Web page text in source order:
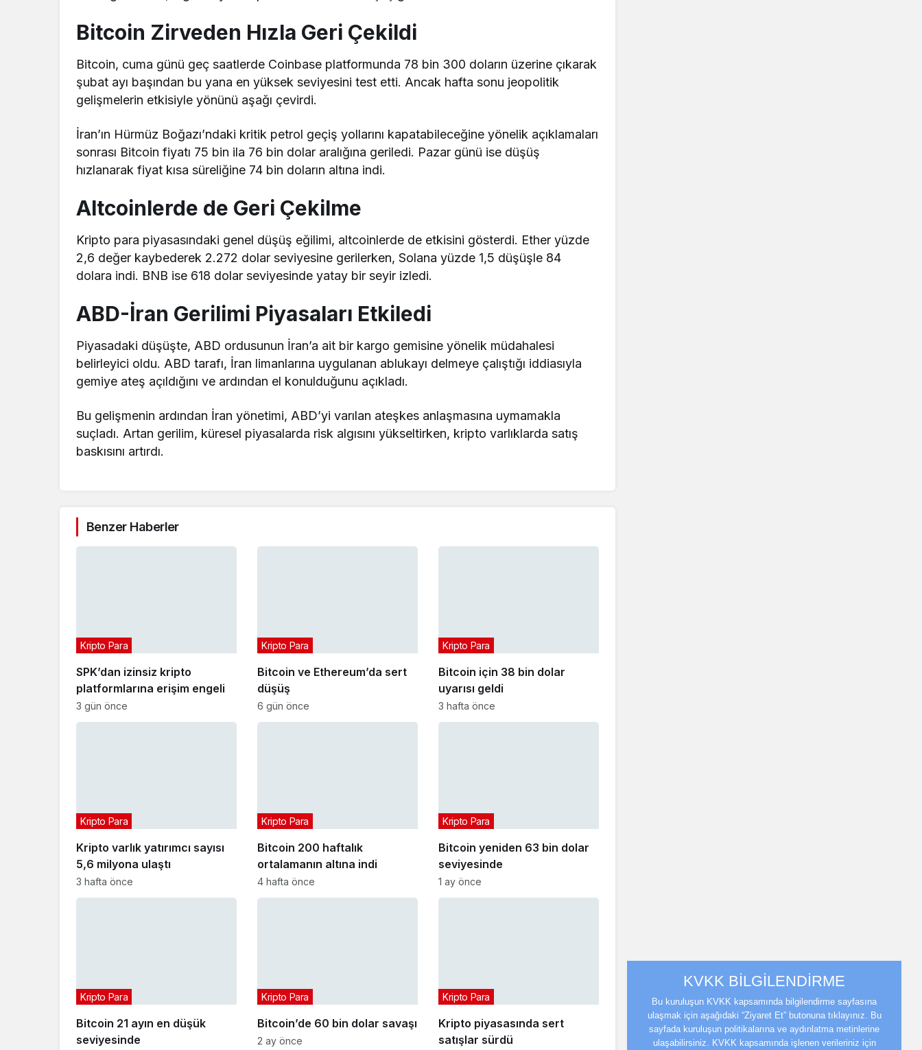
Bitcoin Zirveden Hızla Geri Çekildi
Bitcoin, cuma günü geç saatlerde Coinbase platformunda 78 bin 300 doların üzerine çıkarak
şubat ayı başından bu yana en yüksek seviyesini test etti. Ancak hafta sonu jeopolitik
gelişmelerin etkisiyle yönünü aşağı çevirdi.
İran’ın Hürmüz Boğazı’ndaki kritik petrol geçiş yollarını kapatabileceğine yönelik açıklamaları
sonrası Bitcoin fiyatı 75 bin ila 76 bin dolar aralığına geriledi. Pazar günü ise düşüş
hızlanarak fiyat kısa süreliğine 74 bin doların altına indi.
Altcoinlerde de Geri Çekilme
Kripto para piyasasındaki genel düşüş eğilimi, altcoinlerde de etkisini gösterdi. Ether yüzde
2,6 değer kaybederek 2.272 dolar seviyesine gerilerken, Solana yüzde 1,5 düşüşle 84
dolara indi. BNB ise 618 dolar seviyesinde yatay bir seyir izledi.
ABD-İran Gerilimi Piyasaları Etkiledi
Piyasadaki düşüşte, ABD ordusunun İran’a ait bir kargo gemisine yönelik müdahalesi
belirleyici oldu. ABD tarafı, İran limanlarına uygulanan ablukayı delmeye çalıştığı iddiasıyla
gemiye ateş açıldığını ve ardından el konulduğunu açıkladı.
Bu gelişmenin ardından İran yönetimi, ABD’yi varılan ateşkes anlaşmasına uymamakla
suçladı. Artan gerilim, küresel piyasalarda risk algısını yükseltirken, kripto varlıklarda satış
baskısını artırdı.
Benzer Haberler
SPK’dan izinsiz kripto
platformlarına erişim engeli
Kripto Para
3 gün önce
Bitcoin ve Ethereum’da sert
düşüş
Kripto Para
6 gün önce
Bitcoin için 38 bin dolar
uyarısı geldi
Kripto Para
3 hafta önce
Kripto varlık yatırımcı sayısı
5,6 milyona ulaştı
Kripto Para
3 hafta önce
Bitcoin 200 haftalık
ortalamanın altına indi
Kripto Para
4 hafta önce
Bitcoin yeniden 63 bin dolar
seviyesinde
Kripto Para
1 ay önce
Bitcoin 21 ayın en düşük
seviyesinde
Kripto Para
Bitcoin’de 60 bin dolar savaşı
Kripto Para
2 ay önce
Kripto piyasasında sert
satışlar sürdü
Kripto Para
KVKK BİLGİLENDİRME
Bu kuruluşun KVKK kapsamında bilgilendirme sayfasına
ulaşmak için aşağıdaki “Ziyaret Et” butonuna tıklayınız. Bu
sayfada kuruluşun politikalarına ve aydınlatma metinlerine
ulaşabilirsiniz. KVKK kapsamında işlenen verileriniz için